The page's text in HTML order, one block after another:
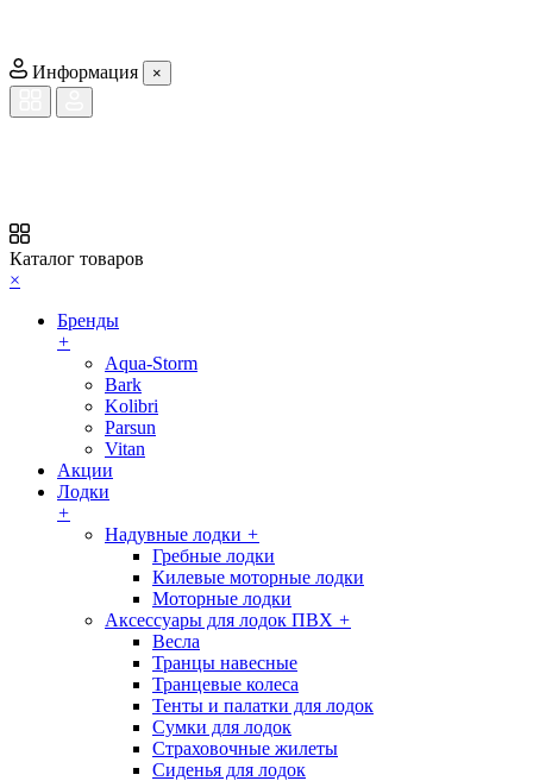
Информация ×
Каталог товаров
×
Бренды
+
Aqua-Storm
Bark
Kolibri
Parsun
Vitan
Акции
Лодки
+
Надувные лодки +
Гребные лодки
Килевые моторные лодки
Моторные лодки
Аксессуары для лодок ПВХ +
Весла
Транцы навесные
Транцевые колеса
Тенты и палатки для лодок
Сумки для лодок
Страховочные жилеты
Сиденья для лодок